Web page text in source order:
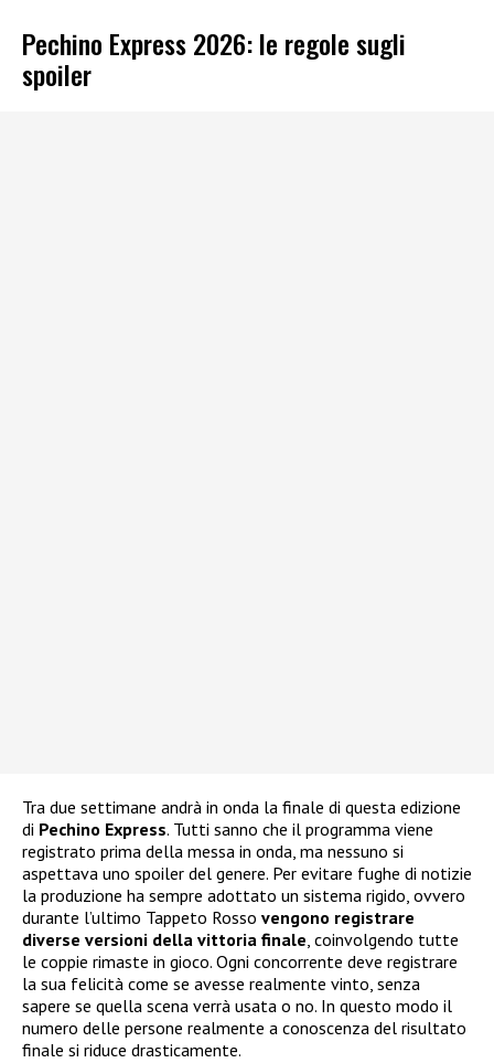
Pechino Express 2026: le regole sugli
spoiler
Tra due settimane andrà in onda la finale di questa edizione
di Pechino Express. Tutti sanno che il programma viene
registrato prima della messa in onda, ma nessuno si
aspettava uno spoiler del genere. Per evitare fughe di notizie
la produzione ha sempre adottato un sistema rigido, ovvero
durante l’ultimo Tappeto Rosso vengono registrare
diverse versioni della vittoria finale, coinvolgendo tutte
le coppie rimaste in gioco. Ogni concorrente deve registrare
la sua felicità come se avesse realmente vinto, senza
sapere se quella scena verrà usata o no. In questo modo il
numero delle persone realmente a conoscenza del risultato
finale si riduce drasticamente.